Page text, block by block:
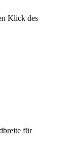
Klick des
für